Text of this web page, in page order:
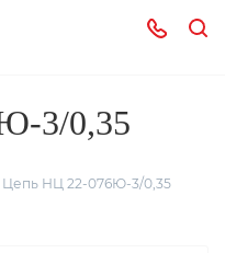
3/0,35
Цепь НЦ 22-076Ю-3/0,35